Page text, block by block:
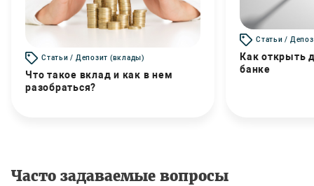
Статьи / Депозит (вклады)
Что такое вклад и как в нем
разобраться?
Статьи /
Как открыть
банке
Часто задаваемые вопросы